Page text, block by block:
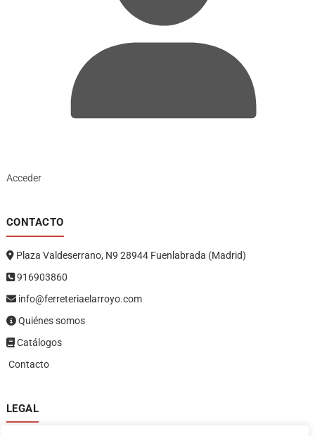
Acceder
CONTACTO
Plaza Valdeserrano, N9 28944 Fuenlabrada (Madrid)
916903860
info@ferreteriaelarroyo.com
Quiénes somos
Catálogos
Contacto
LEGAL